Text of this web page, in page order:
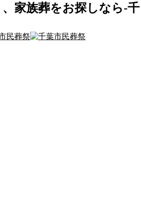
家族葬をお探しなら-千